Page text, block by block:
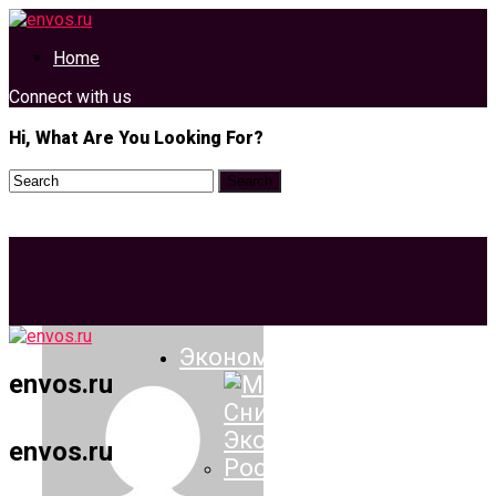
Home
Connect with us
Hi, What Are You Looking For?
envos.ru
envos.ru
Экономика И Политика